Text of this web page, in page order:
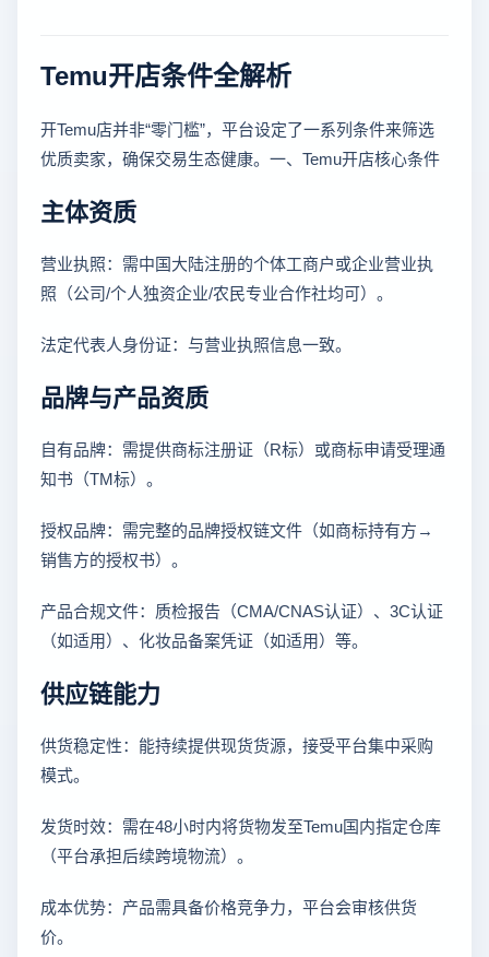
Temu开店条件全解析
开Temu店并非“零门槛”，平台设定了一系列条件来筛选
优质卖家，确保交易生态健康。一、Temu开店核心条件
主体资质
营业执照：需中国大陆注册的个体工商户或企业营业执
照（公司/个人独资企业/农民专业合作社均可）。
法定代表人身份证：与营业执照信息一致。
品牌与产品资质
自有品牌：需提供商标注册证（R标）或商标申请受理通
知书（TM标）。
授权品牌：需完整的品牌授权链文件（如商标持有方→
销售方的授权书）。
产品合规文件：质检报告（CMA/CNAS认证）、3C认证
（如适用）、化妆品备案凭证（如适用）等。
供应链能力
供货稳定性：能持续提供现货货源，接受平台集中采购
模式。
发货时效：需在48小时内将货物发至Temu国内指定仓库
（平台承担后续跨境物流）。
成本优势：产品需具备价格竞争力，平台会审核供货
价。